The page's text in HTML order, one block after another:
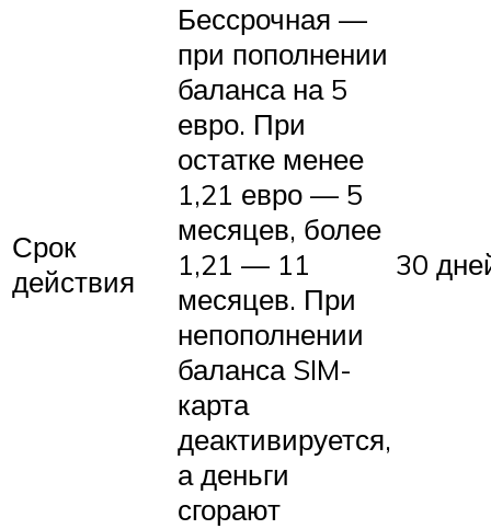
Срок
действия
Бессрочная —
при пополнении
баланса на 5
евро. При
остатке менее
1,21 евро — 5
месяцев, более
1,21 — 11
месяцев. При
непополнении
баланса SIM-
карта
деактивируется,
а деньги
сгорают
30